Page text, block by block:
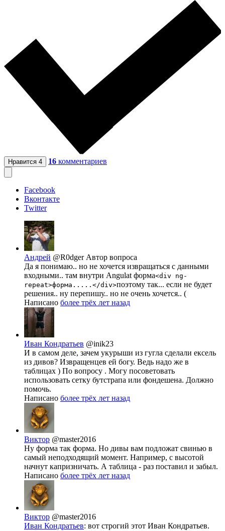
Нравится 4 16 комментариев
Facebook
Вконтакте
Twitter
Андрей @R0dger Автор вопроса
Да я понимаю.. но не хочется извращаться с данными
входными.. там внутри Angulat форма<div ng-
repeat>форма.....</div>поэтому так... если не будет
решения.. ну перепишу.. но не очень хочется.. (
Написано более трёх лет назад
Иван Кондратьев @inik23
И в самом деле, зачем укурыши из гугла сделали ексель
из дивов? Извращенцев ей богу. Ведь надо же в
таблицах ) По вопросу . Могу посоветовать
использовать сетку бутстрапа или фондешена. Должно
помочь.
Написано более трёх лет назад
Виктор @master2016
Ну форма так форма. Но дивы вам подложат свинью в
самый неподходящий момент. Например, с высотой
начнут капризничать. А таблица - раз поставил и забыл.
Написано более трёх лет назад
Виктор @master2016
Иван Кондратьев: вот строгий этот Иван Кондратьев.